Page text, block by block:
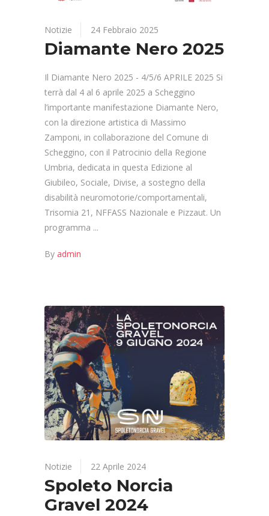
Notizie 24 Febbraio 2025
Diamante Nero 2025
Il Diamante Nero 2025 - 4/5/6 APRILE 2025 Si
terrà dal 4 al 6 aprile 2025 a Scheggino
l’importante manifestazione Diamante Nero,
con la direzione artistica di Massimo
Zamponi, in collaborazione del Comune di
Scheggino, con il Patrocinio della Regione
Umbria, dedicata in questa Edizione al
Giubileo, Sociale, Divise, a sostegno della
disabilità neuromotorie/comportamentali,
Trisomia 21, NFFASS Nazionale e Pizzaut. Un
programma
By admin
Notizie 22 Aprile 2024
Spoleto Norcia
Gravel 2024